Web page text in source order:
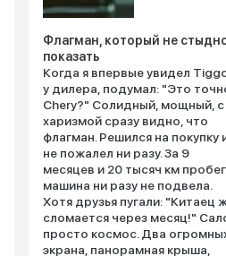
Флагман, который не
показать
Когда я впервые увидел
у дилера, подумал: "Это
Chery?" Солидный, мощный, с
харизмой сразу видно, что
флагман. Решился на покупку
не пожалел ни разу. За 9
месяцев и 20 тысяч км
машина ни разу не подвела.
Хотя друзья пугали: "Китаец
сломается через месяц!" Салон
просто космос. Два
экрана, панорамная крыша,